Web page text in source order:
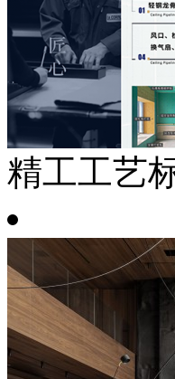
精工工艺